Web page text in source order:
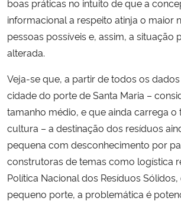
boas práticas no intuito de que a
informacional a respeito atinja o maior
pessoas possíveis e, assim, a situação
alterada.
Veja-se que, a partir de todos os
cidade do porte de Santa Maria –
tamanho médio, e que ainda carrega
cultura – a destinação dos resíduos
pequena com desconhecimento por
construtoras de temas como logística
Política Nacional dos Resíduos
pequeno porte, a problemática é